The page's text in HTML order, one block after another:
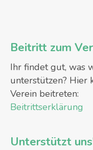
Beitritt zum
Ihr findet gut, was
unterstützen? Hier
Verein beitreten:
Beitrittserklärung
Unterstützt